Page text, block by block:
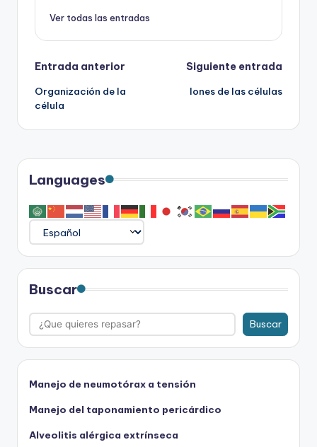
Ver todas las entradas
Navegación
de
entradas
Entrada anterior
Organización de la
célula
Siguiente entrada
Iones de las células
Languages
Buscar
Buscar
Manejo de neumotórax a tensión
Manejo del taponamiento pericárdico
Alveolitis alérgica extrínseca